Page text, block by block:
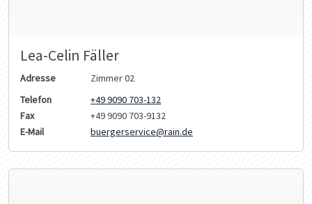
Lea-Celin Fäller
Adresse
Zimmer 02
Telefon
+49 9090 703-132
Fax
+49 9090 703-9132
E-Mail
buergerservice@rain.de